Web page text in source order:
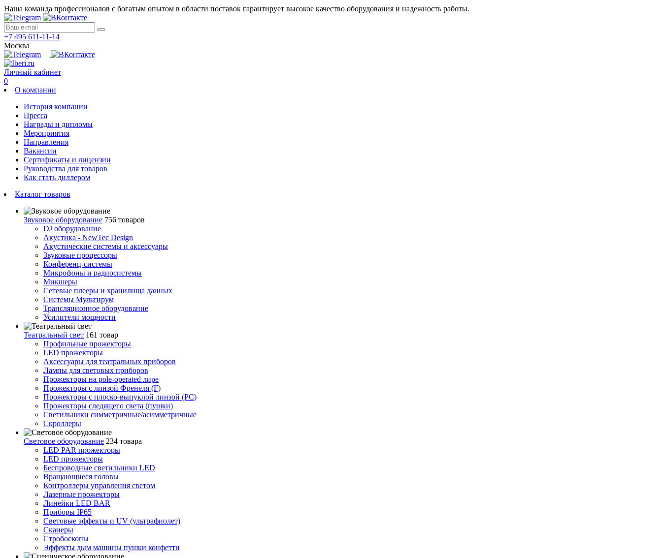
Наша команда профессионалов с богатым опытом в области поставок гарантирует высокое качество оборудования и надежность работы.
+7 495 611-11-14
Москва
Личный кабинет
0
О компании
История компании
Пресса
Награды и дипломы
Мероприятия
Направления
Вакансии
Сертификаты и лицензии
Руководства для товаров
Как стать диллером
Каталог товаров
Звуковое оборудование 756 товаров
DJ оборудование
Акустика - NewTec Design
Акустические системы и аксессуары
Звуковые процессоры
Конференц-системы
Микрофоны и радиосистемы
Микшеры
Сетевые плееры и хранилища данных
Системы Мультирум
Трансляционное оборудование
Усилители мощности
Театральный свет 161 товар
Профильные прожекторы
LED прожекторы
Аксессуары для театральных приборов
Лампы для световых приборов
Прожекторы на pole-operated лире
Прожекторы с линзой Френеля (F)
Прожекторы с плоско-выпуклой линзой (PC)
Прожекторы следящего света (пушки)
Светильники симметричные/асимметричные
Скроллеры
Световое оборудование 234 товара
LED PAR прожекторы
LED прожекторы
Беспроводные светильники LED
Вращающиеся головы
Контроллеры управления светом
Лазерные прожекторы
Линейки LED BAR
Приборы IP65
Световые эффекты и UV (ультрафиолет)
Сканеры
Стробоскопы
Эффекты дым машины пушки конфетти